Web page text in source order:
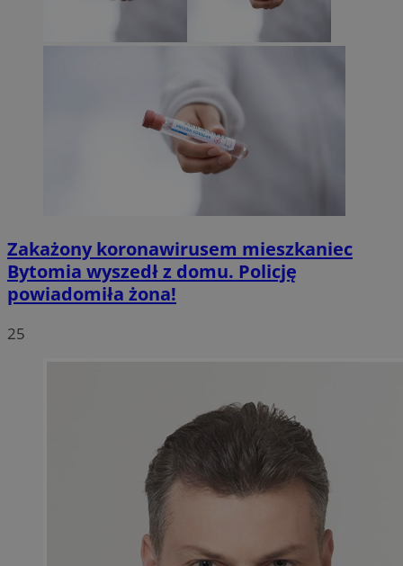
Zakażony koronawirusem mieszkaniec
Bytomia wyszedł z domu. Policję
powiadomiła żona!
25